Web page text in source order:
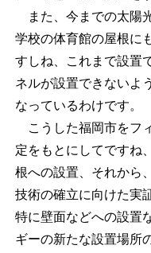
また、今までの太陽
学校の体育館の屋根に
すしね、これまで設置
ネルが設置できないよ
なっているわけです。
こうした福岡市をフ
定をもとにしてですね
根への設置、それから
技術の確立に向けた実
特に壁面などへの設置
ギーの新たな設置場所